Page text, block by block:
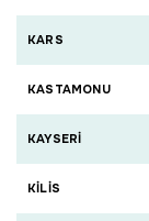
KARS
KASTAMONU
KAYSERİ
KİLİS